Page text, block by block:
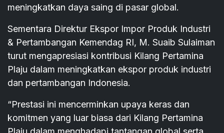
meningkatkan daya saing di pasar global.
Sementara Direktur Ekspor Impor Produk Industri
& Pertambangan Kemendag RI, M. Suaib Sulaiman
turut mengapresiasi kontribusi Kilang Pertamina
Plaju dalam meningkatkan ekspor produk industri
dan pertambangan Indonesia.
“Prestasi ini mencerminkan upaya keras dan
komitmen yang luar biasa dari Kilang Pertamina